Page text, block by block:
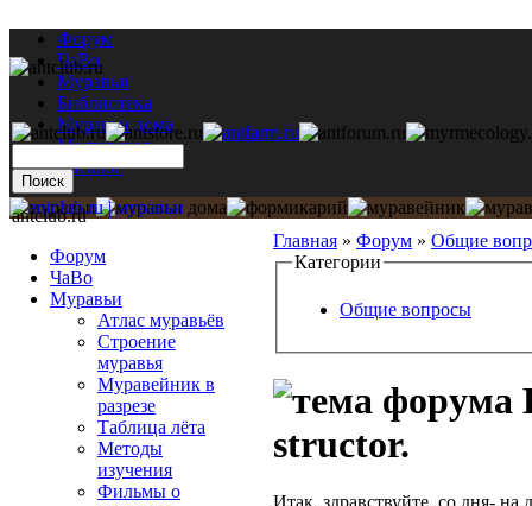
Форум
ЧаВо
Муравьи
Библиотека
Муравьи дома
Мастерская
Каталог
Главная » Форум » Общие
Категории
Общие вопросы
structor.
antclub.ru
Форум
ЧаВо
Муравьи
Атлас муравьёв
Строение
муравья
Муравейник в
разрезе
Таблица лёта
Методы
изучения
Фильмы о